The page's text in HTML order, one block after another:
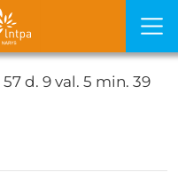
57 d. 9 val. 5 min. 38